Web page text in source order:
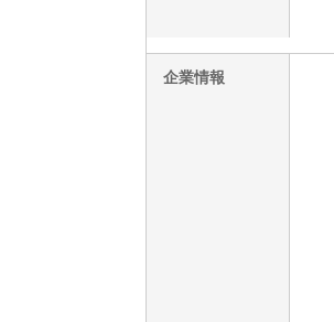
企業情報